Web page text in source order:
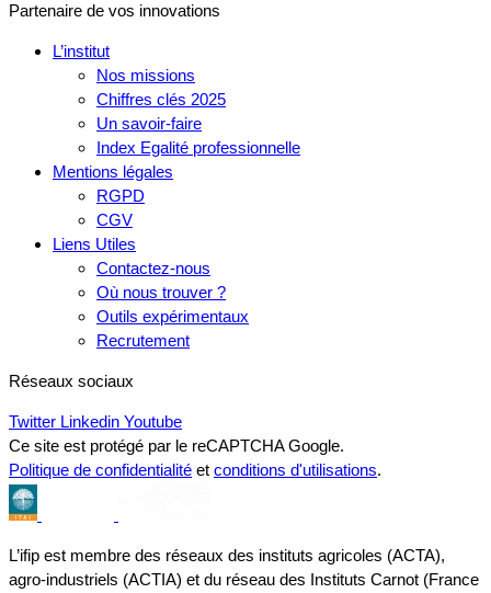
Partenaire de vos innovations
L’institut
Nos missions
Chiffres clés 2025
Un savoir-faire
Index Egalité professionnelle
Mentions légales
RGPD
CGV
Liens Utiles
Contactez-nous
Où nous trouver ?
Outils expérimentaux
Recrutement
Réseaux sociaux
Twitter Linkedin Youtube
Ce site est protégé par le reCAPTCHA Google.
Politique de confidentialité et conditions d'utilisations.
L’ifip est membre des réseaux des instituts agricoles (ACTA),
agro-industriels (ACTIA) et du réseau des Instituts Carnot (France